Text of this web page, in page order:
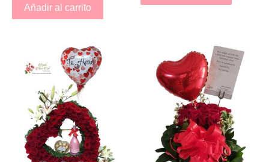
Añadir al carrito